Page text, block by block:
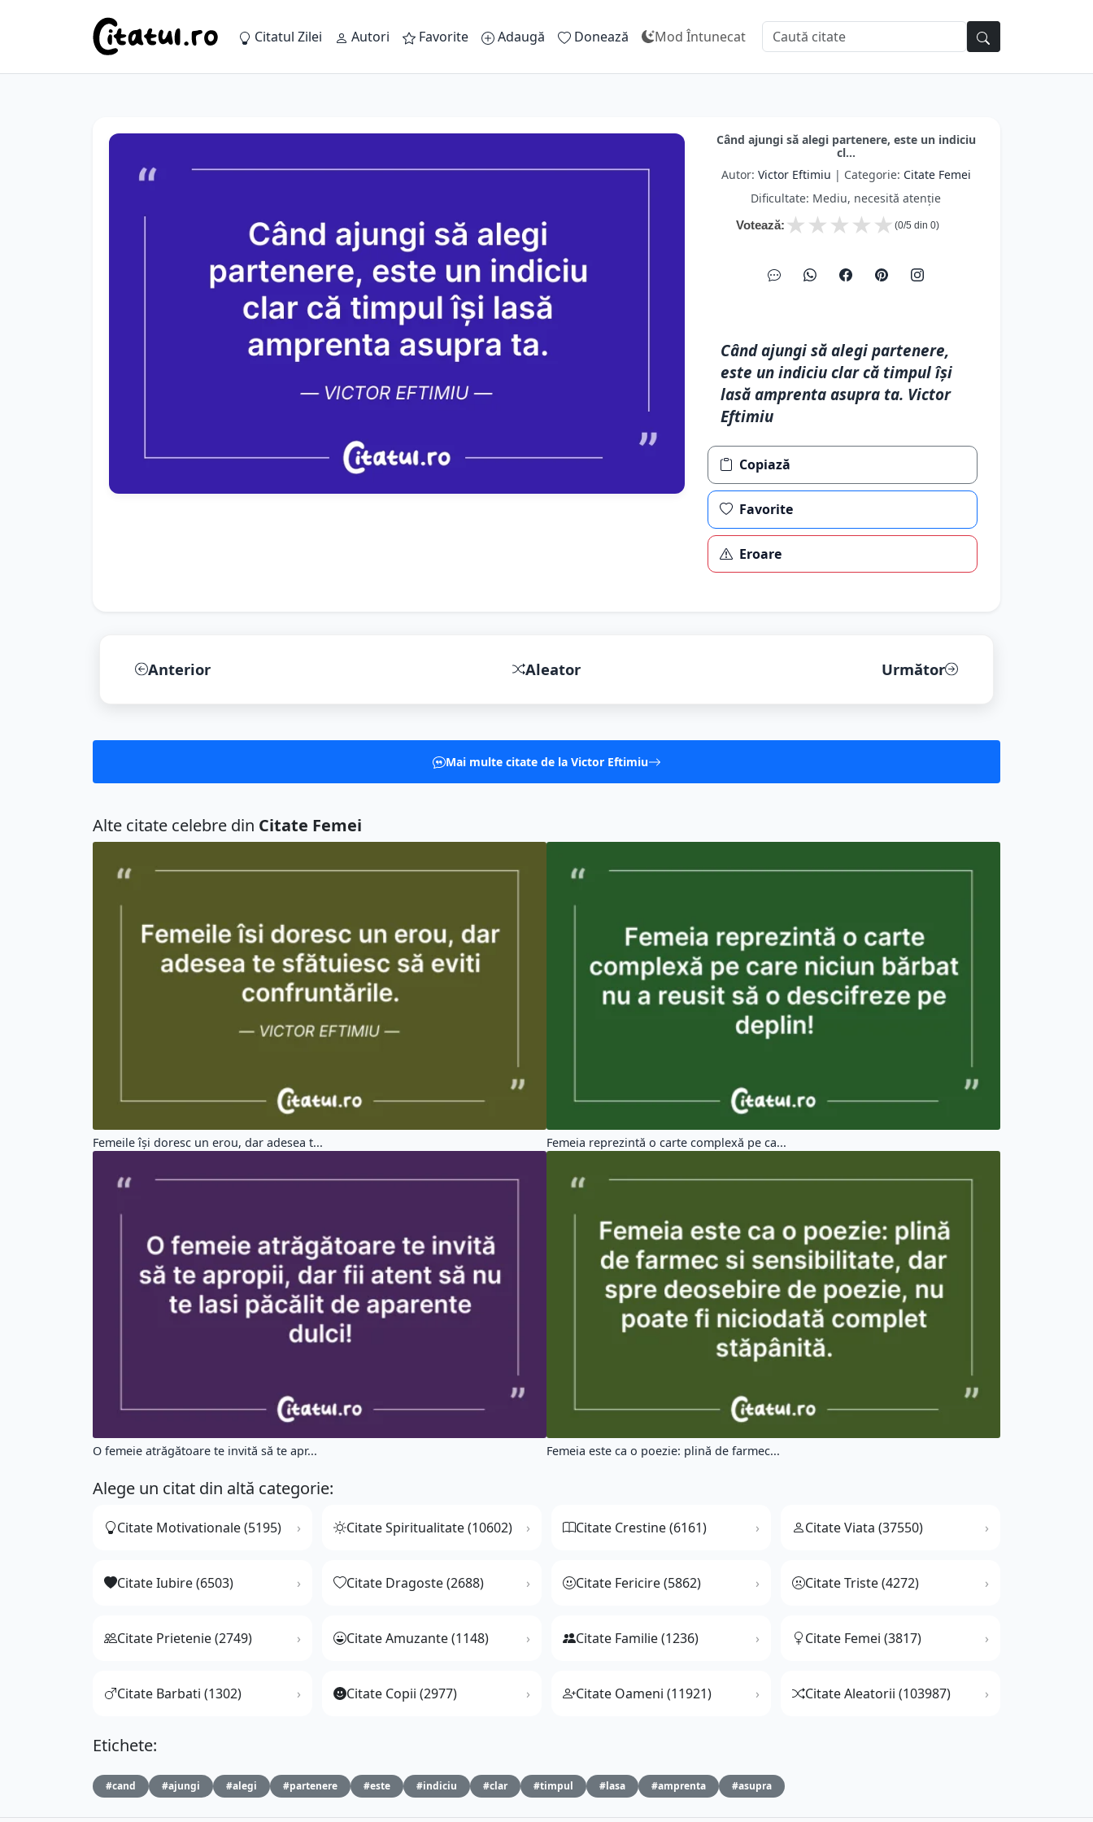
Citatul Zilei Autori Favorite Adaugă Donează Mod Întunecat
Când ajungi să alegi partenere, este un indiciu
cl...
Autor: Victor Eftimiu | Categorie: Citate Femei
Dificultate: Mediu, necesită atenție
Votează: ★
★
★
★
★ (0/5 din 0)
Când ajungi să alegi partenere,
este un indiciu clar că timpul își
lasă amprenta asupra ta. Victor
Eftimiu
Copiază
Favorite
Eroare
Anterior Aleator Următor
Mai multe citate de la Victor Eftimiu
Alte citate celebre din Citate Femei
Femeile își doresc un erou, dar adesea t... Femeia reprezintă o carte complexă pe ca...
O femeie atrăgătoare te invită să te apr... Femeia este ca o poezie: plină de farmec...
Alege un citat din altă categorie:
Citate Motivationale (5195) Citate Spiritualitate (10602) Citate Crestine (6161) Citate Viata (37550)
Citate Iubire (6503) Citate Dragoste (2688) Citate Fericire (5862) Citate Triste (4272)
Citate Prietenie (2749) Citate Amuzante (1148) Citate Familie (1236) Citate Femei (3817)
Citate Barbati (1302) Citate Copii (2977) Citate Oameni (11921) Citate Aleatorii (103987)
Etichete:
#cand #ajungi #alegi #partenere #este #indiciu #clar #timpul #lasa #amprenta #asupra